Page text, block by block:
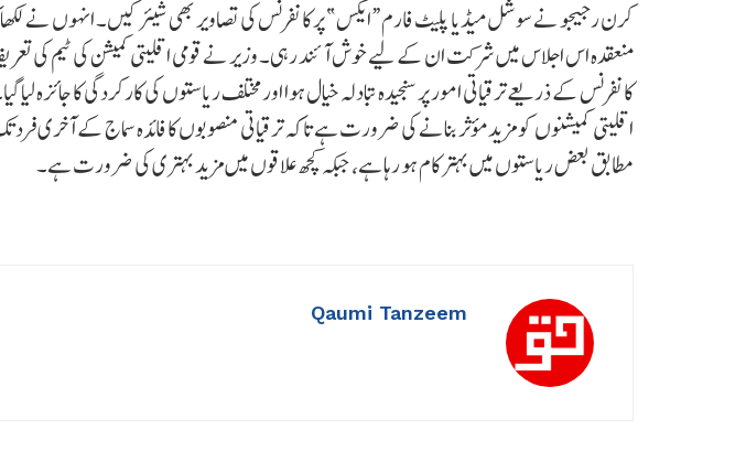
کرن رجیجو نے سوشل میڈیا پلیٹ فارم “ایکس” پر کانفرنس کی تصاویر بھی شیئر کیں۔ انہوں نے
منعقدہ اس اجلاس میں شرکت ان کے لیے خوش آئند رہی۔ وزیر نے قومی اقلیتی کمیشن کی ٹیم کی
کانفرنس کے ذریعے ترقیاتی امور پر سنجیدہ تبادلہ خیال ہوا اور مختلف ریاستوں کی کارکردگی کا جائزہ
اقلیتی کمیشنوں کو مزید مؤثر بنانے کی ضرورت ہے تاکہ ترقیاتی منصوبوں کا فائدہ سماج کے آخری فرد
مطابق بعض ریاستوں میں بہتر کام ہو رہا ہے، جبکہ کچھ علاقوں میں مزید بہتری کی ضرورت ہے۔
Qaumi Tanzeem